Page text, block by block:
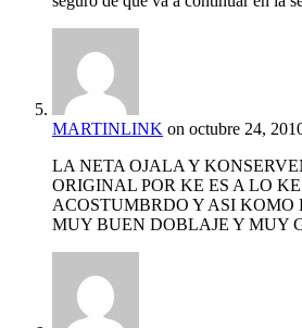
MARTINLINK on octubre 24,
LA NETA OJALA Y
ORIGINAL POR KE ES A LO
ACOSTUMBRDO Y ASI KOMO
MUY BUEN DOBLAJE Y MUY